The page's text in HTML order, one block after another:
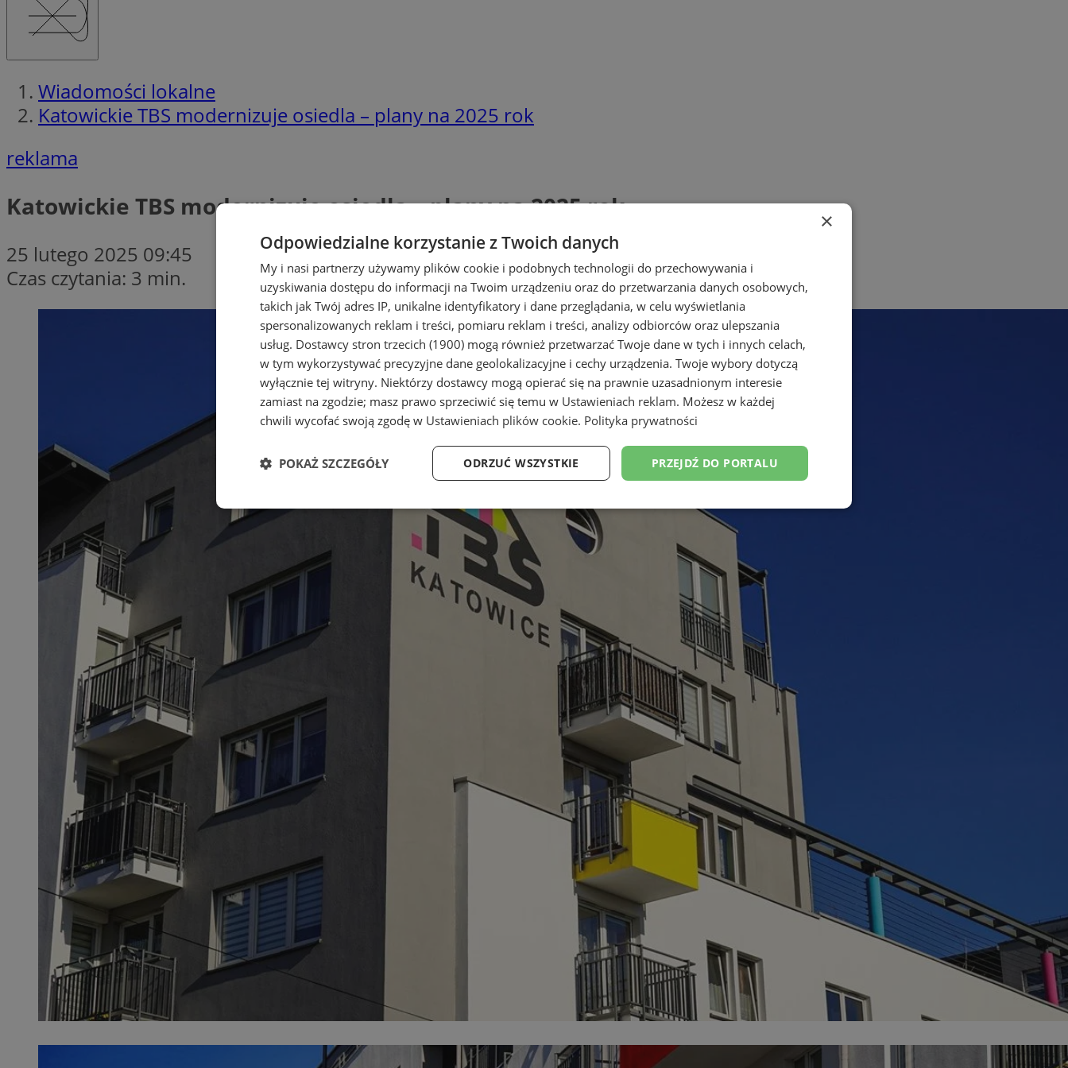
Wiadomości lokalne
Katowickie TBS modernizuje osiedla – plany na 2025 rok
reklama
Katowickie TBS modernizuje osiedla – plany na 2025 rok
25 lutego 2025 09:45
Czas czytania: 3 min.
×
Odpowiedzialne korzystanie z Twoich danych
My i nasi partnerzy używamy plików cookie i podobnych technologii do przechowywania i
uzyskiwania dostępu do informacji na Twoim urządzeniu oraz do przetwarzania danych osobowych,
takich jak Twój adres IP, unikalne identyfikatory i dane przeglądania, w celu wyświetlania
spersonalizowanych reklam i treści, pomiaru reklam i treści, analizy odbiorców oraz ulepszania
usług. Dostawcy stron trzecich (1900) mogą również przetwarzać Twoje dane w tych i innych celach,
w tym wykorzystywać precyzyjne dane geolokalizacyjne i cechy urządzenia. Twoje wybory dotyczą
wyłącznie tej witryny. Niektórzy dostawcy mogą opierać się na prawnie uzasadnionym interesie
zamiast na zgodzie; masz prawo sprzeciwić się temu w Ustawieniach reklam. Możesz w każdej
chwili wycofać swoją zgodę w Ustawieniach plików cookie. Polityka prywatności
PRZEJDŹ DO PORTALU
ODRZUĆ WSZYSTKIE
POKAŻ SZCZEGÓŁY
Niezbędne Wydajność Targetowanie Funkcjonalność Niesklasyfikowane
Targetowanie Funkcjonalność Niesklasyfikowane
Niezbędne pliki cookie umożliwiają korzystanie z podstawowych funkcji strony internetowej, takich jak logowanie użytkownika i
zarządzanie kontem. Bez niezbędnych plików cookie nie można prawidłowo korzystać ze strony internetowej.
Opis
SessID
Ten plik cookie przechowuje identyfikator sesji.
Ten plik cookie przechowuje identyfikator sesji.
Ten plik cookie przechowuje identyfikator sesji.
__cf_bm
Cloudflare Inc.
29 minut 56
sekund
Ten plik cookie służy do rozróżniania ludzi i botów.
Jest to korzystne dla strony internetowej, ponieważ
umożliwia tworzenie ważnych raportów na temat
korzystania z jej witryny internetowej.
Ten plik cookie przechowuje informacje o zgodzie
użytkownika oraz jego preferencjach dotyczących
prywatności podczas korzystania z witryny. Rejestruje
wybory dotyczące polityki prywatności i ustawień
zgody, zapewniając ich przestrzeganie w kolejnych
wizytach. Dzięki temu użytkownik nie musi ponownie
konfigurować swoich preferencji, co zwiększa wygodę
i zgodność z regulacjami ochrony danych.
__cf_bm
Ten plik cookie służy do rozróżniania ludzi i botów.
Jest to korzystne dla strony internetowej, ponieważ
umożliwia tworzenie ważnych raportów na temat
korzystania z jej witryny internetowej.
mojekatowice.pl
Ten plik cookie jest używany przez usługę Cookie-
Script.com do zapamiętywania preferencji
działał poprawnie.